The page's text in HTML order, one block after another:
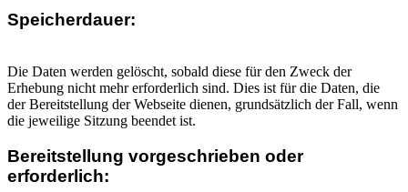
Speicherdauer:
Die Daten werden gelöscht, sobald diese für den Zweck der
Erhebung nicht mehr erforderlich sind. Dies ist für die Daten, die
der Bereitstellung der Webseite dienen, grundsätzlich der Fall, wenn
die jeweilige Sitzung beendet ist.
Bereitstellung vorgeschrieben oder
erforderlich: